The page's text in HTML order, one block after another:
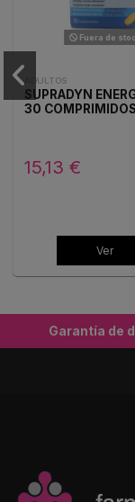
Fuera de
ADULTOS
SUPRADYN
30 COMPRIMIDOS
15,13 €
Ver
Garantía de